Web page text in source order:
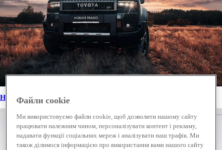
НовиниФайли cookie
Ми використовуємо файли cookie, щоб дозволити нашому сайту
працювати належним чином, персоналізувати контент і рекламу,
надавати функції соціальних мереж і аналізувати наш трафік. Ми
також ділимося інформацією про використання вами нашого сайту